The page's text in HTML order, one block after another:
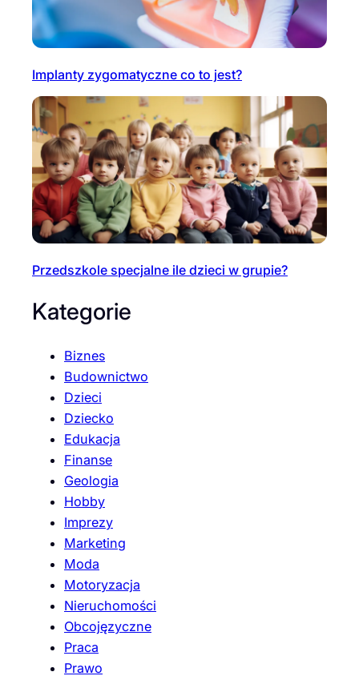
Implanty zygomatyczne co to jest?
Przedszkole specjalne ile dzieci w grupie?
Kategorie
Biznes
Budownictwo
Dzieci
Dziecko
Edukacja
Finanse
Geologia
Hobby
Imprezy
Marketing
Moda
Motoryzacja
Nieruchomości
Obcojęzyczne
Praca
Prawo